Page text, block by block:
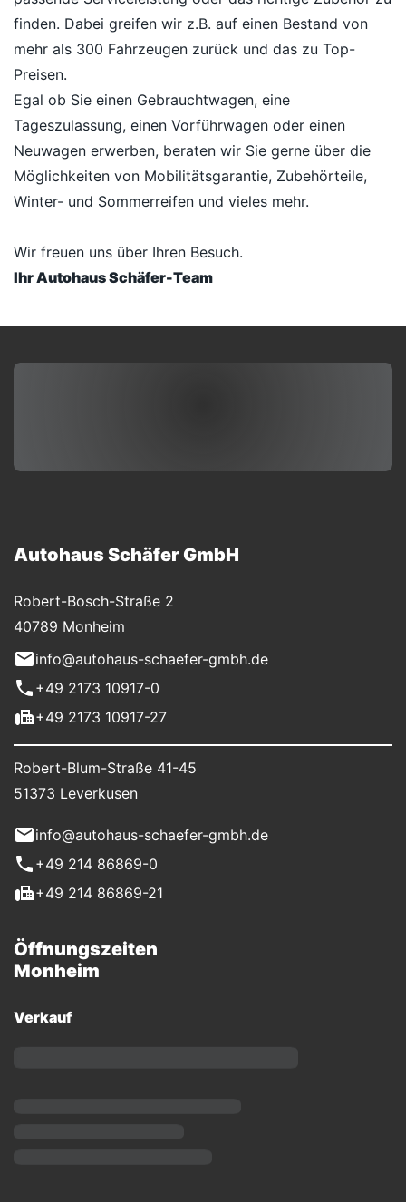
finden. Dabei greifen wir z.B. auf einen Bestand von
mehr als 300 Fahrzeugen zurück und das zu Top-
Preisen.
Egal ob Sie einen Gebrauchtwagen, eine
Tageszulassung, einen Vorführwagen oder einen
Neuwagen erwerben, beraten wir Sie gerne über die
Möglichkeiten von Mobilitätsgarantie, Zubehörteile,
Winter- und Sommerreifen und vieles mehr.
Wir freuen uns über Ihren Besuch.
Ihr Autohaus Schäfer-Team
Autohaus Schäfer GmbH
Robert-Bosch-Straße 2
40789 Monheim
info@autohaus-schaefer-gmbh.de
+49 2173 10917-0
+49 2173 10917-27
Robert-Blum-Straße 41-45
51373 Leverkusen
info@autohaus-schaefer-gmbh.de
+49 214 86869-0
+49 214 86869-21
Öffnungszeiten
Monheim
Verkauf